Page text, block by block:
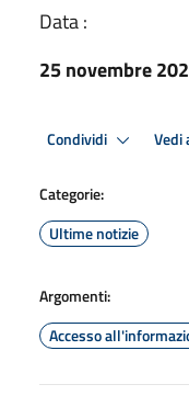
Data :
25 novembre
Condividi Vedi
Categorie:
Ultime notizie
Argomenti:
Accesso